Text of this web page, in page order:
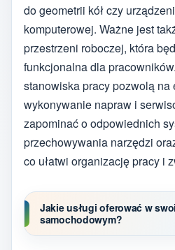
do geometrii kół czy
komputerowej. Ważne jest
przestrzeni roboczej, która
funkcjonalna dla
stanowiska pracy pozwolą na
wykonywanie napraw i
zapominać o odpowiednich
przechowywania narzędzi
co ułatwi organizację pracy i
Jakie usługi oferować w
samochodowym?